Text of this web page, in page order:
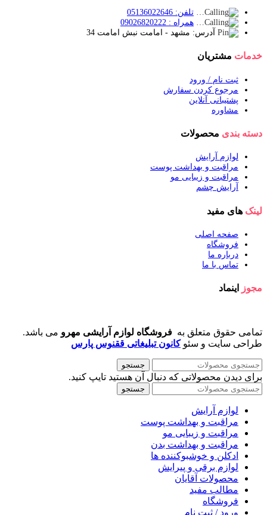
تلفن: 05136022646
همراه : 09026820222
آدرس: مشهد - امامت نبش امامت 34
خدمات مشتریان
ثبت نام / ورود
مرجوع کردن سفارش
پشتیبانی آنلاین
مشاوره
دسته بندی محصولات
لوازم آرایش
مراقبت و بهداشت پوست
مراقبت و زیبایی مو
آرایش چشم
لینک های مفید
صفحه اصلی
فروشگاه
درباره ما
تماس با ما
مجوز اینماد
تمامی حقوق متعلق به فروشگاه لوازم آرایشی مهرو می باشد.
طراحی سایت و سئوکانون تبلیغاتی ققنوس پارس
جستجو
برای دیدن محصولاتی که دنبال آن هستید تایپ کنید.
جستجو
لوازم آرایش
مراقبت و بهداشت پوست
مراقبت و زیبایی مو
مراقبت و بهداشت بدن
ادکلن و خوشبوکننده ها
لوازم برقی و پیرایش
محصولات آقایان
مطالب مفید
فروشگاه
ورود / ثبت نام